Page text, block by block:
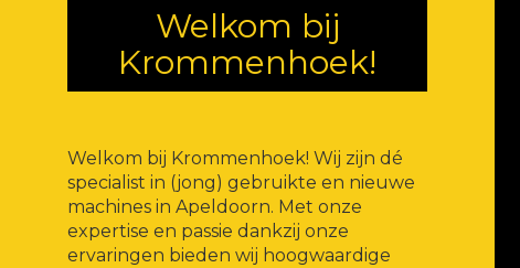
Welkom bij
Krommenhoek!
Welkom bij Krommenhoek! Wij zijn dé
specialist in (jong) gebruikte en nieuwe
machines in Apeldoorn. Met onze
expertise en passie dankzij onze
ervaringen bieden wij hoogwaardige